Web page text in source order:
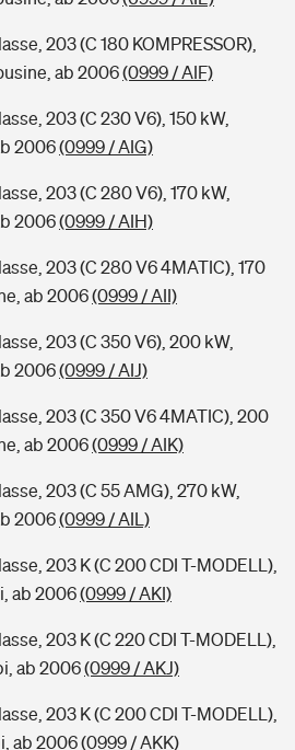
203 (C 180 KOMPRESSOR),
ab 2006(0999 / AIF)
203 (C 230 V6), 150 kW,
2006(0999 / AIG)
203 (C 280 V6), 170 kW,
2006(0999 / AIH)
203 (C 280 V6 4MATIC), 170
ab 2006(0999 / AII)
203 (C 350 V6), 200 kW,
2006(0999 / AIJ)
203 (C 350 V6 4MATIC), 200
ab 2006(0999 / AIK)
203 (C 55 AMG), 270 kW,
2006(0999 / AIL)
203 K (C 200 CDI T-MODELL),
ab 2006(0999 / AKI)
203 K (C 220 CDI T-MODELL),
ab 2006(0999 / AKJ)
203 K (C 200 CDI T-MODELL),
ab 2006(0999 / AKK)